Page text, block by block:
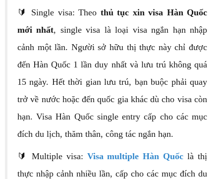
🔰 Single visa: Theo thủ tục xin visa Hàn Quốc
mới nhất, single visa là loại visa ngắn hạn nhập
cảnh một lần. Người sở hữu thị thực này chỉ được
đến Hàn Quốc 1 lần duy nhất và lưu trú không quá
15 ngày. Hết thời gian lưu trú, bạn buộc phải quay
trở về nước hoặc đến quốc gia khác dù cho visa còn
hạn. Visa Hàn Quốc single entry cấp cho các mục
đích du lịch, thăm thân, công tác ngắn hạn.
🔰 Multiple visa: Visa multiple Hàn Quốc là thị
thực nhập cảnh nhiều lần, cấp cho các mục đích du